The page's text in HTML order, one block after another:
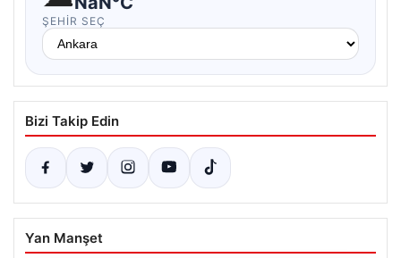
ŞEHIR SEÇ
Bizi Takip Edin
Yan Manşet